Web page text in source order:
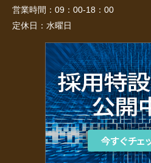
営業時間： 09：00-18：00
定休日： 水曜日